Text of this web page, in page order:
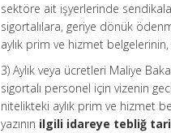
sektöre ait işyerlerinde
sigortalılara, geriye dönük
aylık prim ve hizmet
3) Aylık veya ücretleri Maliye
sigortalı personel için vizenin
nitelikteki aylık prim ve hizmet
yazının ilgili idareye tebliğ